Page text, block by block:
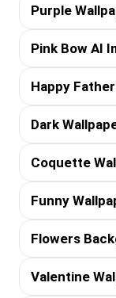
Purple
Pink Bow AI
Happy
Dark
Coquette
Funny
Flowers
Valentine